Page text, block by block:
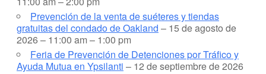
Prevención de la venta de suéteres y tiendas
gratuitas del condado de Oakland – 15 de agosto de
2026 – 11:00 am – 1:00 pm
Feria de Prevención de Detenciones por Tráfico y
Ayuda Mutua en Ypsilanti – 12 de septiembre de 2026